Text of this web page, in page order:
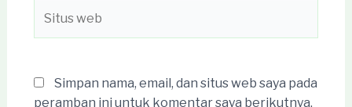
web
Simpan nama, email, dan situs web saya pada
peramban ini untuk komentar saya berikutnya.